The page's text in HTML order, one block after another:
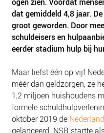
ONZE PARTNERS
VACATURES
IN DE MEDIA
NIEUWS
BLOGS
dat gemiddeld 4,8 jaar.
groot geworden. Door
schuldeisers en
eerder stadium hulp bij
Maar liefst één op vijf
méér dan geldzorgen, ze
1,2 miljoen huishoudens
formele
oktober 2019 de
gelanceerd. NSR startte